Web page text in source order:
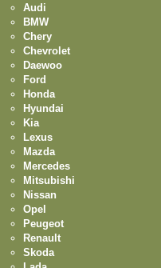
Audi
BMW
Chery
Chevrolet
Daewoo
Ford
Honda
Hyundai
Kia
Lexus
Mazda
Mercedes
Mitsubishi
Nissan
Opel
Peugeot
Renault
Skoda